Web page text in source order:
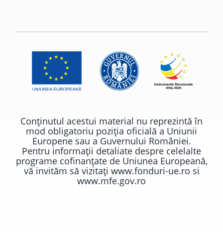
Conţinutul acestui material nu reprezintă în
mod obligatoriu poziţia oficială a Uniunii
Europene sau a Guvernului României.
Pentru informaţii detaliate despre celelalte
programe cofinanţate de Uniunea Europeană,
vă invităm să vizitaţi www.fonduri-ue.ro si
www.mfe.gov.ro